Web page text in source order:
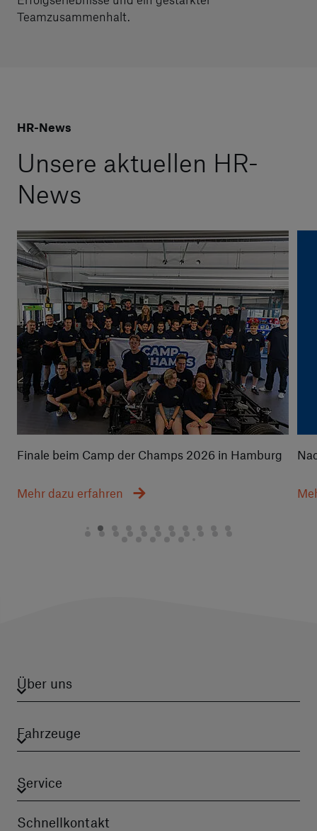
Teamzusammenhalt.
HR-News
Unsere aktuellen HR-
News
Finale beim Camp der Champs 2026 in Hamburg
Mehr dazu erfahren
Über uns
Fahrzeuge
Service
Schnellkontakt